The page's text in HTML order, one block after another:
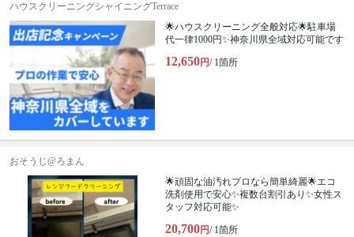
ハウスクリーニングシャイニングTerrace
🌟ハウスクリーニング全般対応🌟駐車場
代一律1000円✨神奈川県全域対応可能です
12,650円/ 1箇所
おそうじ@ろまん
🌟頑固な油汚れプロなら簡単綺麗🌟エコ
洗剤使用で安心✨複数台割引あり✨女性ス
タッフ対応可能✨
20,700円/ 1箇所